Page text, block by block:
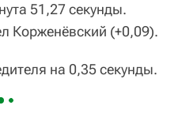
51,27 секунды.
Корженёвский (+0,09).
на 0,35 секунды.